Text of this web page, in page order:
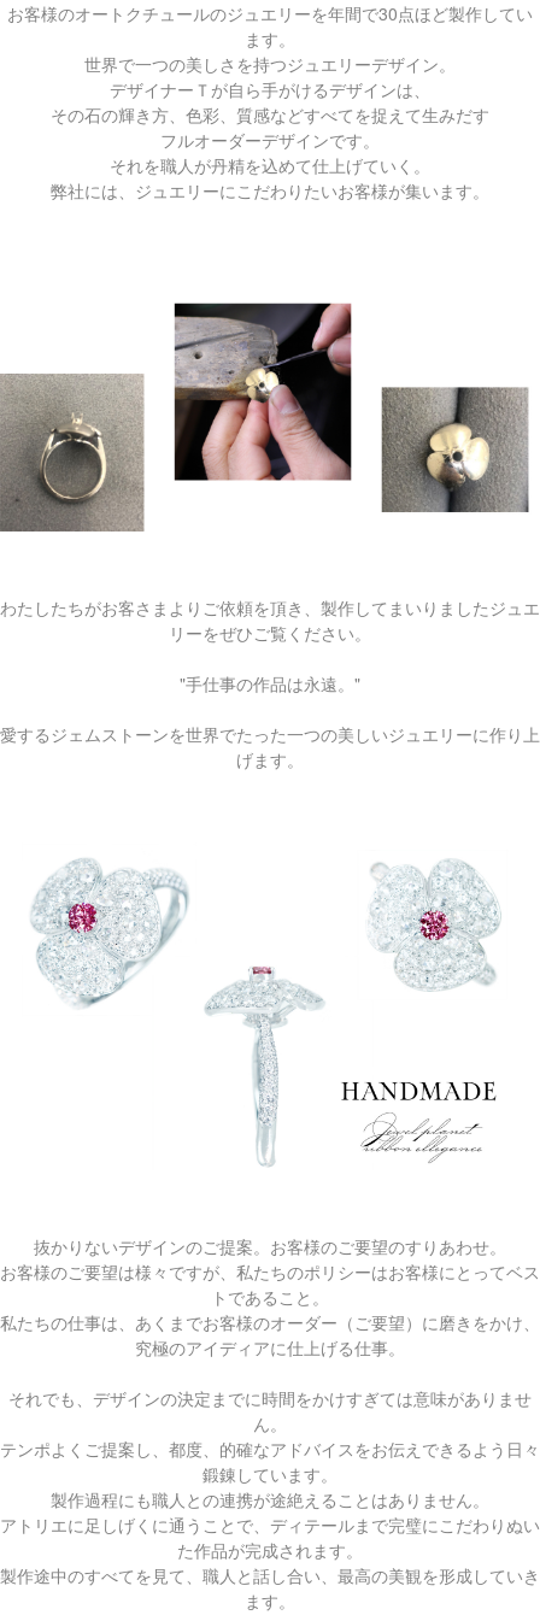
お客様のオートクチュールのジュエリーを年間で30点ほど製作してい
ます。
世界で一つの美しさを持つジュエリーデザイン。
デザイナーＴが自ら手がけるデザインは、
その石の輝き方、色彩、質感などすべてを捉えて生みだす
フルオーダーデザインです。
それを職人が丹精を込めて仕上げていく。
弊社には、ジュエリーにこだわりたいお客様が集います。
わたしたちがお客さまよりご依頼を頂き、製作してまいりましたジュエ
リーをぜひご覧ください。
"手仕事の作品は永遠。"
愛するジェムストーンを世界でたった一つの美しいジュエリーに作り上
げます。
抜かりないデザインのご提案。お客様のご要望のすりあわせ。
お客様のご要望は様々ですが、私たちのポリシーはお客様にとってベス
トであること。
私たちの仕事は、あくまでお客様のオーダー（ご要望）に磨きをかけ、
究極のアイディアに仕上げる仕事。
それでも、デザインの決定までに時間をかけすぎては意味がありませ
ん。
テンポよくご提案し、都度、的確なアドバイスをお伝えできるよう日々
鍛錬しています。
製作過程にも職人との連携が途絶えることはありません。
アトリエに足しげくに通うことで、ディテールまで完璧にこだわりぬい
た作品が完成されます。
製作途中のすべてを見て、職人と話し合い、最高の美観を形成していき
ます。